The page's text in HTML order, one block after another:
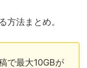
方法まとめ。
で最大10GBが